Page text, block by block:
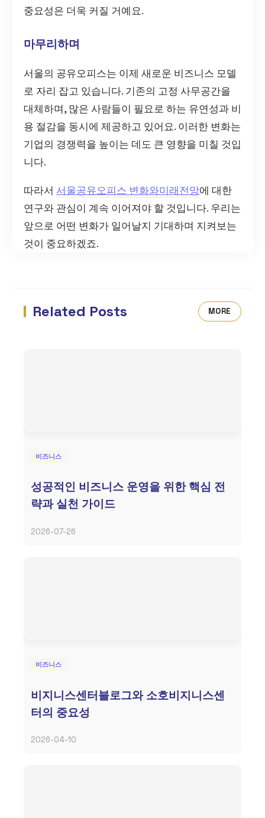
중요성은 더욱 커질 거예요.
마무리하며
서울의 공유오피스는 이제 새로운 비즈니스 모델
로 자리 잡고 있습니다. 기존의 고정 사무공간을
대체하며, 많은 사람들이 필요로 하는 유연성과 비
용 절감을 동시에 제공하고 있어요. 이러한 변화는
기업의 경쟁력을 높이는 데도 큰 영향을 미칠 것입
니다.
따라서 서울공유오피스 변화와미래전망에 대한
연구와 관심이 계속 이어져야 할 것입니다. 우리는
앞으로 어떤 변화가 일어날지 기대하며 지켜보는
것이 중요하겠죠.
Related Posts MORE
비즈니스
성공적인 비즈니스 운영을 위한 핵심 전
략과 실천 가이드
2026-07-26
비즈니스
비지니스센터블로그와 소호비지니스센
터의 중요성
2026-04-10